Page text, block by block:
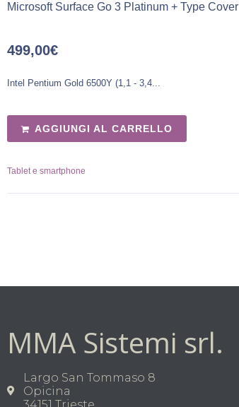
Microsoft Surface Go 3 Platinum + Type Cover
499,00€
Intel Pentium Gold 6500Y (1,1 - 3,4...
AGGIUNGI AL CARRELLO
Tablet e smartphone
MMA Sistemi srl.
Largo San Tommaso 8
Opicina
34151 Trieste